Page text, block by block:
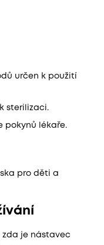
určen k použití
sterilizaci.
pokynů lékaře.
pro děti a
zda je nástavec